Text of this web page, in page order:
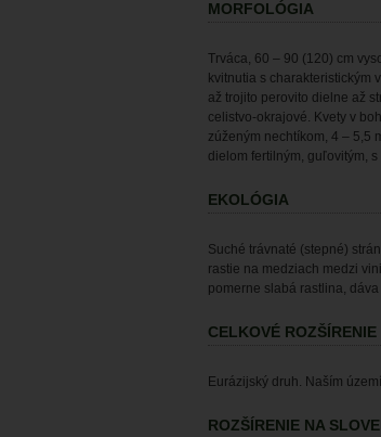
MORFOLÓGIA
Trváca, 60 – 90 (120) cm
kvitnutia s charakteristickým
až trojito perovito dielne až
celistvo-okrajové. Kvety v
zúženým nechtíkom, 4 – 5,5
dielom fertilným, guľovitým,
EKOLÓGIA
Suché trávnaté (stepné)
rastie na medziach medzi
pomerne slabá rastlina,
CELKOVÉ ROZŠÍRENIE
Eurázijský druh. Naším
ROZŠÍRENIE NA